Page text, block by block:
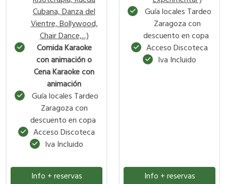
Cubana, Danza del
Vientre, Bollywood,
Chair Dance,...)
Comida Karaoke
con animación o
Cena Karaoke con
animación
Guía locales Tardeo
Zaragoza con
descuento en copa
Acceso Discoteca
Iva Incluido
Info + reservas
Guía locales Tardeo
Zaragoza con
descuento en copa
Acceso Discoteca
Iva Incluido
Info + reservas